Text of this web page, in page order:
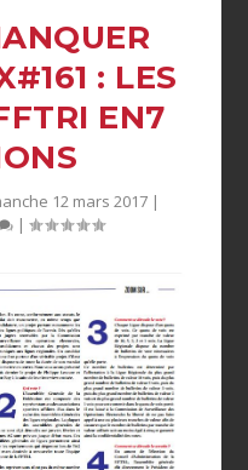
: LES
EN7
12 mars 2017|
|